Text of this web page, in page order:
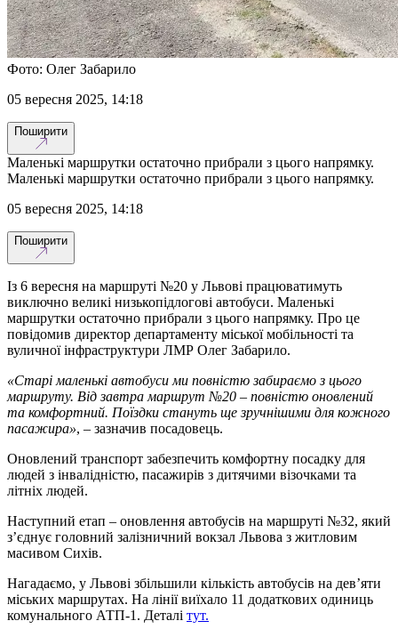
Фото: Олег Забарило
05 вересня 2025, 14:18
Поширити
Маленькі маршрутки остаточно прибрали з цього напрямку.
Маленькі маршрутки остаточно прибрали з цього напрямку.
05 вересня 2025, 14:18
Поширити
Із 6 вересня на маршруті №20 у Львові працюватимуть
виключно великі низькопідлогові автобуси. Маленькі
маршрутки остаточно прибрали з цього напрямку. Про це
повідомив директор департаменту міської мобільності та
вуличної інфраструктури ЛМР Олег Забарило.
«Старі маленькі автобуси ми повністю забираємо з цього
маршруту. Від завтра маршрут №20 – повністю оновлений
та комфортний. Поїздки стануть ще зручнішими для кожного
пасажира», – зазначив посадовець.
Оновлений транспорт забезпечить комфортну посадку для
людей з інвалідністю, пасажирів з дитячими візочками та
літніх людей.
Наступний етап – оновлення автобусів на маршруті №32, який
з’єднує головний залізничний вокзал Львова з житловим
масивом Сихів.
Нагадаємо, у Львові збільшили кількість автобусів на дев’яти
міських маршрутах. На лінії виїхало 11 додаткових одиниць
комунального АТП-1. Деталі тут.